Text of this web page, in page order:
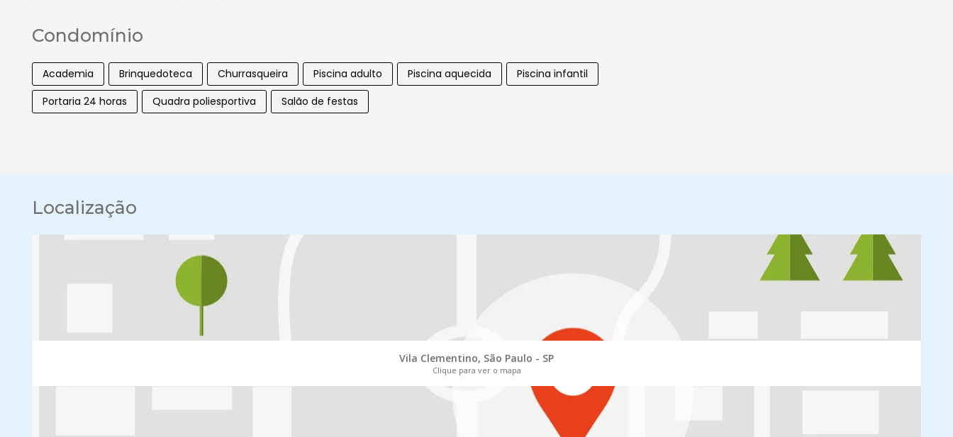
Condomínio
Academia Brinquedoteca Churrasqueira Piscina adulto Piscina aquecida
Piscina infantil
Portaria 24 horas
Quadra poliesportiva Salão de festas
Localização
Vila Clementino, São Paulo - SP
Clique para ver o mapa